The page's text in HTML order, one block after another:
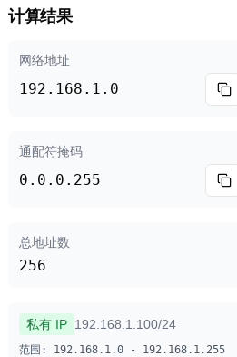
计算结果
网络地址
192.168.1.0
通配符掩码
0.0.0.255
总地址数
256
私有 IP 192.168.1.100/24
范围 : 192.168.1.0 - 192.168.1.255